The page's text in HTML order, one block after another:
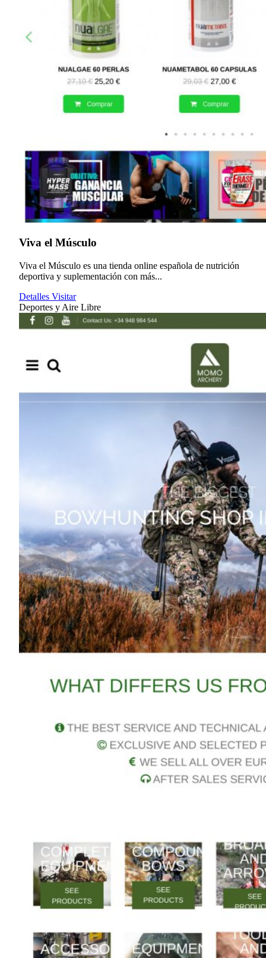
Viva el Músculo
Viva el Músculo es una tienda online española de nutrición
deportiva y suplementación con más...
Detalles Visitar
Deportes y Aire Libre